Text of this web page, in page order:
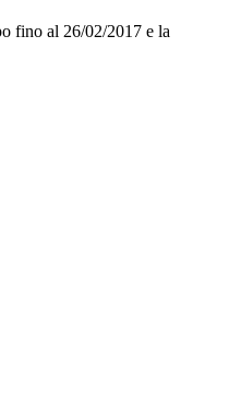
fino al 26/02/2017 e la